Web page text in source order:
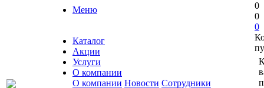
Меню
Каталог
Акции
Услуги
О компании
О компании Новости Сотрудники
0
0
0